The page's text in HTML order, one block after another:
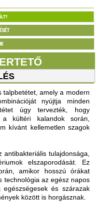
talpbetétet, amely a modern
nyújtja minden
úgy tervezték, hogy
a kültéri kalandok során,
kívánt kellemetlen szagok
tulajdonsága,
elszaporodását. Ez
amikor hosszú órákat
technológia az egész napos
és szárazak
között is horgásznak.